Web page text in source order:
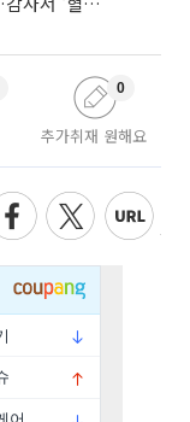
추가취재 원해요
0